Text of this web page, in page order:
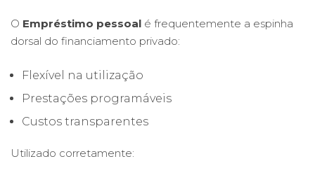
O Empréstimo pessoal é frequentemente a espinha
dorsal do financiamento privado:
Flexível na utilização
Prestações programáveis
Custos transparentes
Utilizado corretamente: